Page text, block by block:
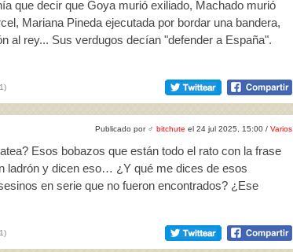
que decir que Goya murió exiliado, Machado murió
Mariana Pineda ejecutada por bordar una bandera,
al rey... Sus verdugos decían "defender a España".
Publicado por ♂ bitchute el 24 jul 2025, 15:00 / Varios
Esos bobazos que están todo el rato con la frase
ladrón y dicen eso… ¿Y qué me dices de esos
en serie que no fueron encontrados? ¿Ese